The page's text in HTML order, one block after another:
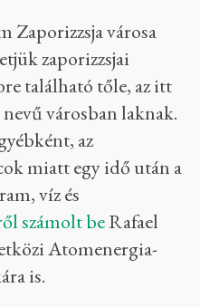
Zaporizzsja városa
zaporizzsjai
található tőle, az itt
városban laknak.
az
miatt egy idő után a
víz és
számolt beRafael
Atomenergia-
is.